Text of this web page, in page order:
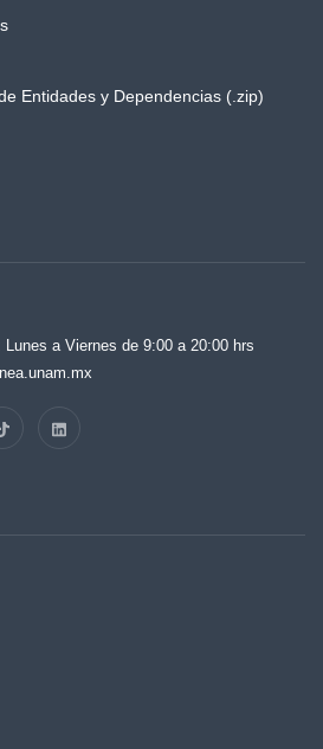
Entidades y Dependencias (.zip)
Lunes a Viernes de 9:00 a 20:00 hrs